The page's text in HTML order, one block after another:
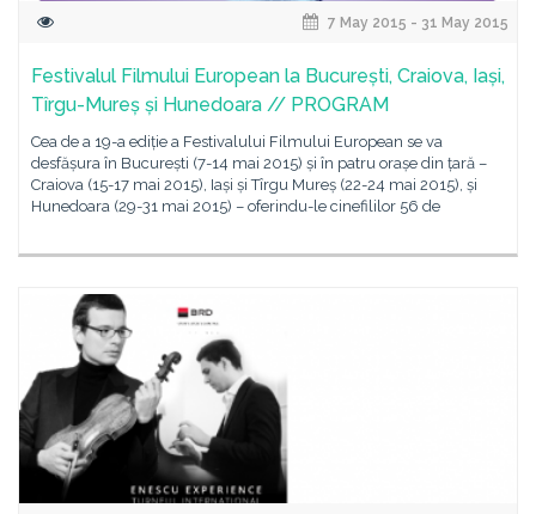
7 May 2015 - 31 May 2015
Festivalul Filmului European la București, Craiova, Iași,
Tîrgu-Mureș și Hunedoara // PROGRAM
Cea de a 19-a ediție a Festivalului Filmului European se va
desfășura în București (7-14 mai 2015) și în patru orașe din țară –
Craiova (15-17 mai 2015), Iași și Tîrgu Mureș (22-24 mai 2015), și
Hunedoara (29-31 mai 2015) – oferindu-le cinefililor 56 de